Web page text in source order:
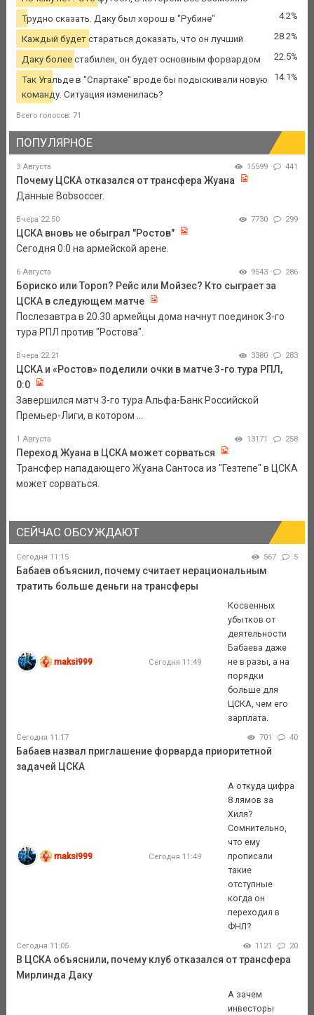
Трудно сказать. Даку был хорош в "Рубине" 4.2%
Каждый будет стараться доказать, что он лучший 28.2%
Даку более стабилен, он будет основным форвардом 22.5%
Так Угальде в "Спартаке" вроде бы подыскивали новую
команду. Ситуация изменилась?
14.1%
Всего голосов: 71
ПОПУЛЯРНОЕ
3 Августа 15599 441
Почему ЦСКА отказался от трансфера Жуана
Данные Bobsoccer.
Вчера 22:50 7730 299
ЦСКА вновь не обыграл "Ростов"
Сегодня 0:0 на армейской арене.
6 Августа 9543 286
Бориско или Тороп? Рейс или Мойзес? Кто сыграет за
ЦСКА в следующем матче
Послезавтра в 20.30 армейцы дома начнут поединок 3-го
тура РПЛ против "Ростова".
Вчера 22:21 3380 283
ЦСКА и «Ростов» поделили очки в матче 3-го тура РПЛ,
0:0
Завершился матч 3-го тура Альфа-Банк Российской
Премьер-Лиги, в котором ...
1 Августа 13171 258
Переход Жуана в ЦСКА может сорваться
Трансфер нападающего Жуана Сантоса из "Гезтепе" в ЦСКА
может сорваться.
СЕЙЧАС ОБСУЖДАЮТ
Сегодня 11:15 567 5
Бабаев объяснил, почему считает нерациональным
тратить больше деньги на трансферы
maksi999 Сегодня 11:49
Косвенных
убытков от
деятельности
Бабаева даже
не в разы, а на
порядки
больше для
ЦСКА, чем его
зарплата.
Сегодня 11:17 701 40
Бабаев назвал приглашение форварда приоритетной
задачей ЦСКА
maksi999 Сегодня 11:49
А откуда цифра
8 лямов за
Хиля?
Сомнительно,
что ему
прописали
такие
отступные
когда он
переходил в
ФНЛ?
Сегодня 11:05 1121 20
В ЦСКА объяснили, почему клуб отказался от трансфера
Мирлинда Даку
А зачем
инвесторы